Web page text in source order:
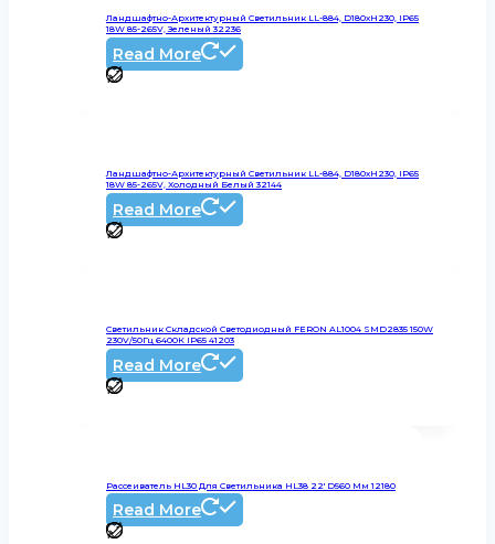
Ландшафтно-Архитектурный Светильник LL-884, D180xH230, IP65
18W 85-265V, Зеленый 32236
Read More
Ландшафтно-Архитектурный Светильник LL-884, D180xH230, IP65
18W 85-265V, Холодный Белый 32144
Read More
Светильник Складской Светодиодный FERON AL1004 SMD2835 150W
230V/50Гц 6400К IP65 41203
Read More
Рассеиватель HL30 Для Светильника HL38 22′ D560 Мм 12180
Read More